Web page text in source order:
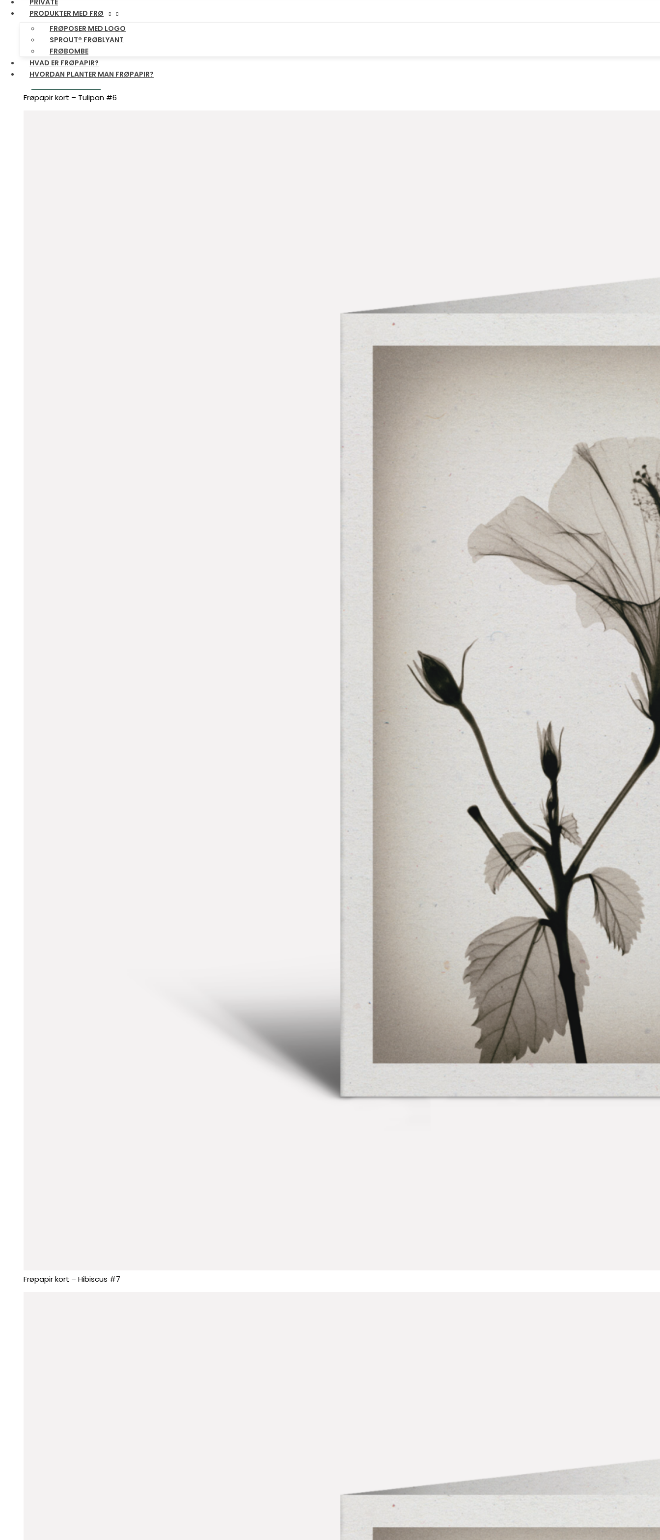
PRIVATE
PRODUKTER MED FRØ
FRØPOSER MED LOGO
SPROUT® FRØBLYANT
FRØBOMBE
HVAD ER FRØPAPIR?
HVORDAN PLANTER MAN FRØPAPIR?
Frøpapir kort – Kat op fiets #3
Frøpapir kort – Ganssax #4
Frøpapir kort – Uil #5
Frøpapir kort – Tulipan #6
Frøpapir kort – Hibiscus #7